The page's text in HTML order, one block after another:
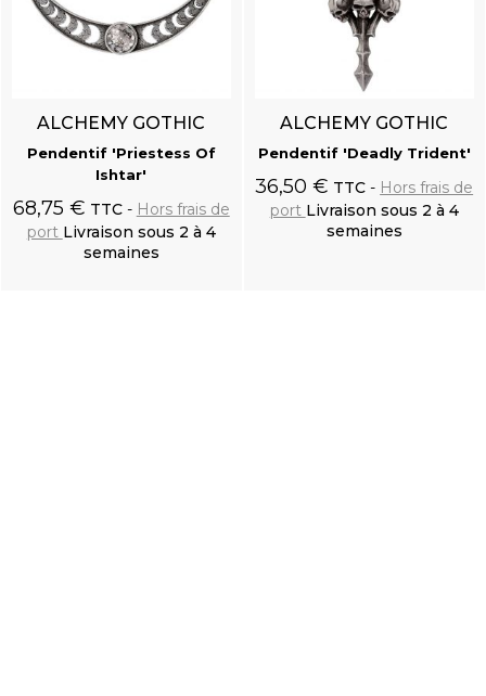
ALCHEMY GOTHIC
Pendentif 'Priestess Of
Ishtar'
68,75 € TTC
Hors frais de
port Livraison sous 2 à 4
semaines
ALCHEMY GOTHIC
Pendentif 'Deadly Trident'
36,50 € TTC
Hors frais de
port Livraison sous 2 à 4
semaines